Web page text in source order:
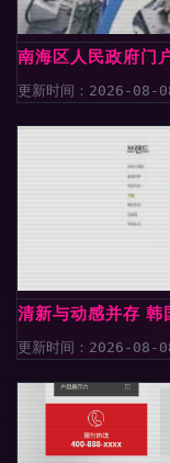
南海区人民政府门
更新时间：2026-
清新与动感并存 韩
更新时间：2026-